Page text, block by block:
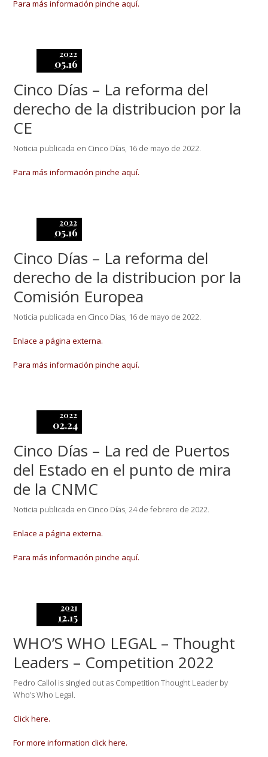
Para más información pinche aquí.
2022
05.16
Cinco Días – La reforma del
derecho de la distribucion por la
CE
Noticia publicada en Cinco Días, 16 de mayo de 2022.
Para más información pinche aquí.
2022
05.16
Cinco Días – La reforma del
derecho de la distribucion por la
Comisión Europea
Noticia publicada en Cinco Días, 16 de mayo de 2022.
Enlace a página externa.
Para más información pinche aquí.
2022
02.24
Cinco Días – La red de Puertos
del Estado en el punto de mira
de la CNMC
Noticia publicada en Cinco Días, 24 de febrero de 2022.
Enlace a página externa.
Para más información pinche aquí.
2021
12.15
WHO’S WHO LEGAL – Thought
Leaders – Competition 2022
Pedro Callol is singled out as Competition Thought Leader by
Who’s Who Legal.
Click here.
For more information click here.